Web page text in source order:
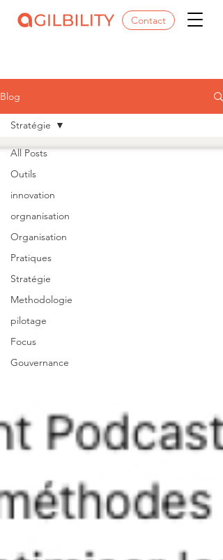
Contact
Blog
All Posts
Outils
innovation
orgnanisation
Organisation
Pratiques
Stratégie
Methodologie
pilotage
Focus
Gouvernance
Stratégie